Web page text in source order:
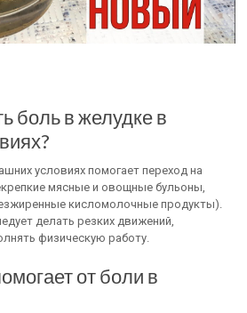
боль в желудке в
условиях помогает переход на
мясные и овощные бульоны,
кисломолочные продукты).
делать резких движений,
физическую работу.
от боли в